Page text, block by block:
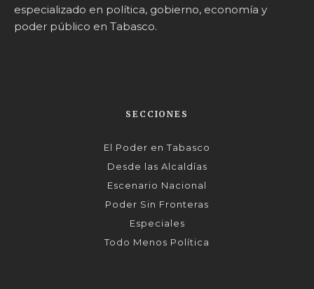
especializado en política, gobierno, economía y
poder público en Tabasco.
SECCIONES
El Poder en Tabasco
Desde las Alcaldías
Escenario Nacional
Poder Sin Fronteras
Especiales
Todo Menos Política